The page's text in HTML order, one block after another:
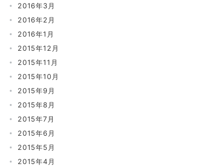
2016年3月
2016年2月
2016年1月
2015年12月
2015年11月
2015年10月
2015年9月
2015年8月
2015年7月
2015年6月
2015年5月
2015年4月